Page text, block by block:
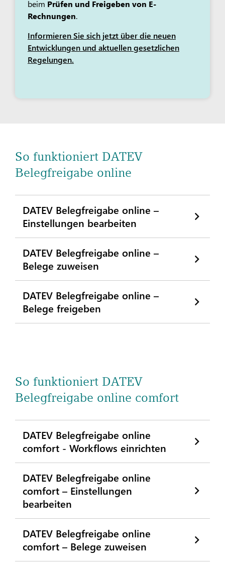
beim Prüfen und Freigeben von E-
Rechnungen.
Informieren Sie sich jetzt über die neuen
Entwicklungen und aktuellen gesetzlichen
Regelungen.
So funktioniert DATEV
Belegfreigabe online
DATEV Belegfreigabe online –
Einstellungen bearbeiten
DATEV Belegfreigabe online –
Belege zuweisen
DATEV Belegfreigabe online –
Belege freigeben
So funktioniert DATEV
Belegfreigabe online comfort
DATEV Belegfreigabe online
comfort - Workflows einrichten
DATEV Belegfreigabe online
comfort – Einstellungen
bearbeiten
DATEV Belegfreigabe online
comfort – Belege zuweisen